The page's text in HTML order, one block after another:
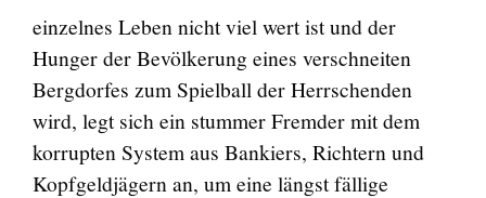
einzelnes Leben nicht viel wert ist und der
Hunger der Bevölkerung eines verschneiten
Bergdorfes zum Spielball der Herrschenden
wird, legt sich ein stummer Fremder mit dem
korrupten System aus Bankiers, Richtern und
Kopfgeldjägern an, um eine längst fällige